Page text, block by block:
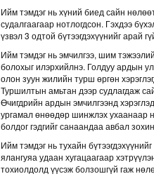
Ийм тэмдэг нь хүний биед сайн
судалгаагаар нотлогдсон. Гэхдээ
үзвэл 3 одтой бүтээгдэхүүнийг арай
Ийм тэмдэг нь эмчилгээ, шим
болохыг илэрхийлнэ. Голдуу ардын
олон зуун жилийн турш өргөн
Туршилтын амьтан дээр судлагдаж
Өчигдрийн ардын эмчилгээнд
ургамал өнөөдөр шинжлэх ухаанаар
болдог гэдгийг санаандаа авбал
Ийм тэмдэг нь тухайн бүтээгдэхүүнийг
ялангуяа удаан хугацаагаар
тохиолдолд үүсэж болзошгүй гаж